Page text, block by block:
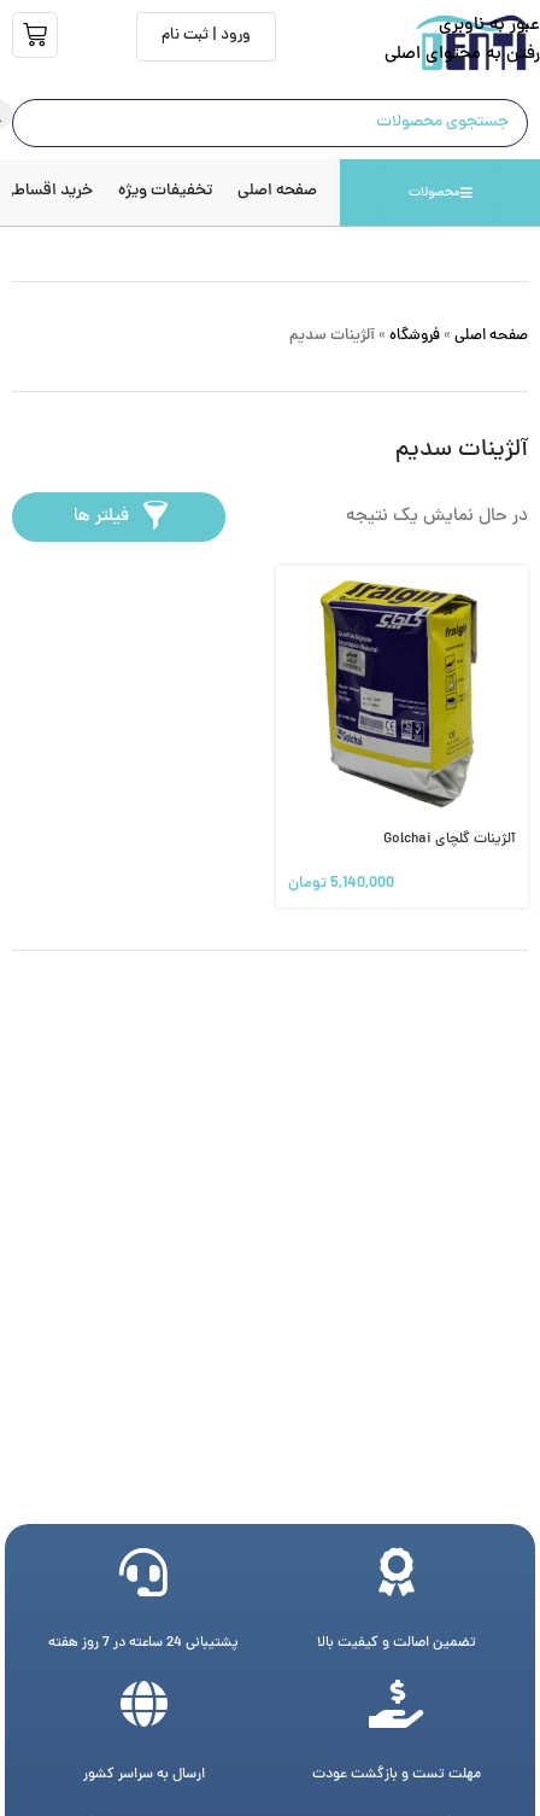
عبور به ناوبری
رفتن به محتوای اصلی
ورود | ثبت نام
محصولات صفحه اصلی تخفیفات ویژه خرید اقساطی
صفحه اصلی » فروشگاه » آلژینات سدیم
آلژینات سدیم
در حال نمایش یک نتیجه فیلتر ها
آلژینات گلچای Golchai
5,140,000تومان
تضمین اصالت و کیفیت بالا پشتیبانی 24 ساعته در 7 روز هفته
مهلت تست و بازگشت عودت ارسال به سراسر کشور